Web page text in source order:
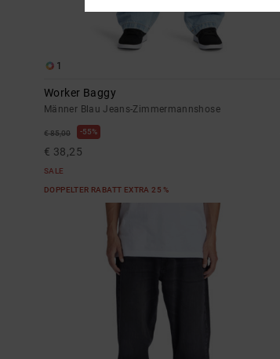
1
Worker Baggy
Männer Blau Jeans-Zimmermannshose
€ 85,00 55%
€ 38,25
SALE
DOPPELTER RABATT EXTRA 25 %